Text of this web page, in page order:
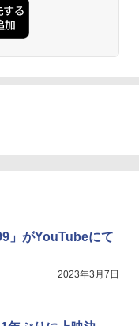
」がYouTubeにて
2023年3月7日